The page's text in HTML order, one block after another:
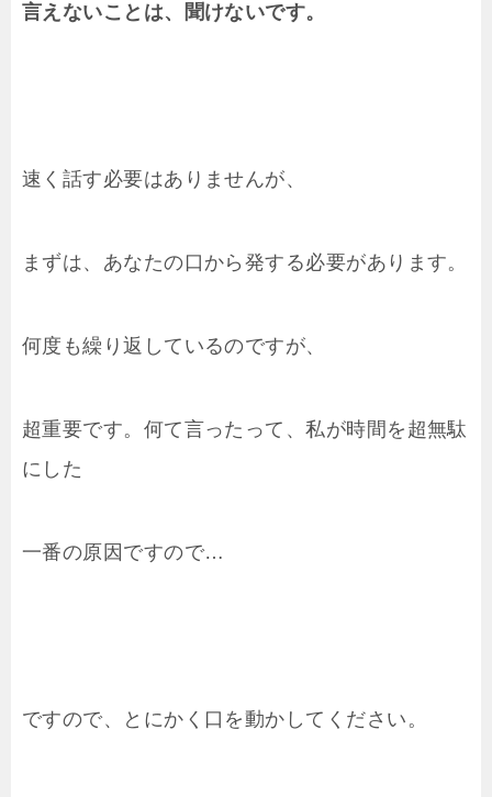
言えないことは、聞けないです。
速く話す必要はありませんが、
まずは、あなたの口から発する必要があります。
何度も繰り返しているのですが、
超重要です。何て言ったって、私が時間を超無駄
にした
一番の原因ですので…
ですので、とにかく口を動かしてください。